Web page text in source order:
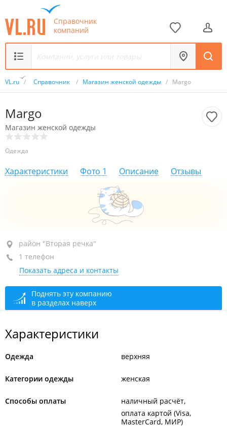
Справочник
компаний
VL.ru / Справочник / Магазин женской одежды / Margo
Margo
Магазин женской одежды
Одежда
Характеристики Фото 1 Описание Отзывы
район "Вторая речка", ул. Русская, 19В
ТЦ "Европейский пассаж", 4-й этаж, бут. 405
+7 902 556-00-45
открыто: 12:00–18:00
район "Вторая речка"
1 телефон
Показать адреса и контакты
Поднять эту компанию
в разделах наверх
Характеристики
Одежда верхняя
Категории одежды женская
Способы оплаты
наличный расчёт
оплата картой (Visa,
MasterCard, МИР)